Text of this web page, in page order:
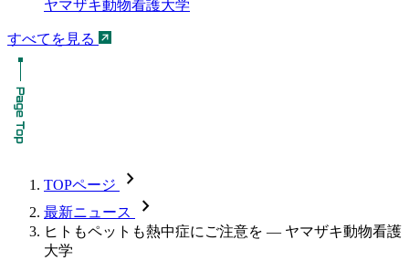
ヤマザキ動物看護大学
すべてを見る
TOPページ chevron_forward
最新ニュース chevron_forward
ヒトもペットも熱中症にご注意を — ヤマザキ動物看護
大学